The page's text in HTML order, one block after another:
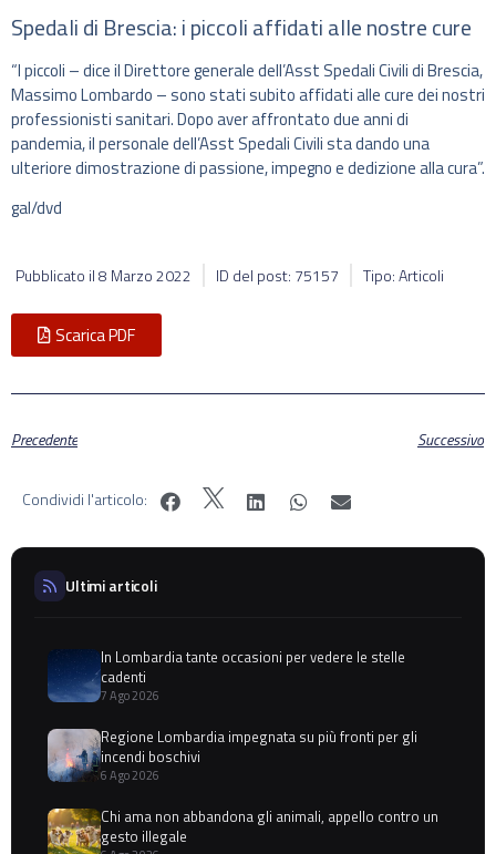
Spedali di Brescia: i piccoli affidati alle nostre cure
“I piccoli – dice il Direttore generale dell’Asst Spedali Civili di Brescia,
Massimo Lombardo – sono stati subito affidati alle cure dei nostri
professionisti sanitari. Dopo aver affrontato due anni di
pandemia, il personale dell’Asst Spedali Civili sta dando una
ulteriore dimostrazione di passione, impegno e dedizione alla cura”.
gal/dvd
Pubblicato il8 Marzo 2022 ID del post: 75157 Tipo: Articoli
Scarica PDF
Precedente Successivo
Condividi l'articolo:
Ultimi articoli
In Lombardia tante occasioni per vedere le stelle
cadenti
7 Ago 2026
Regione Lombardia impegnata su più fronti per gli
incendi boschivi
6 Ago 2026
Chi ama non abbandona gli animali, appello contro un
gesto illegale